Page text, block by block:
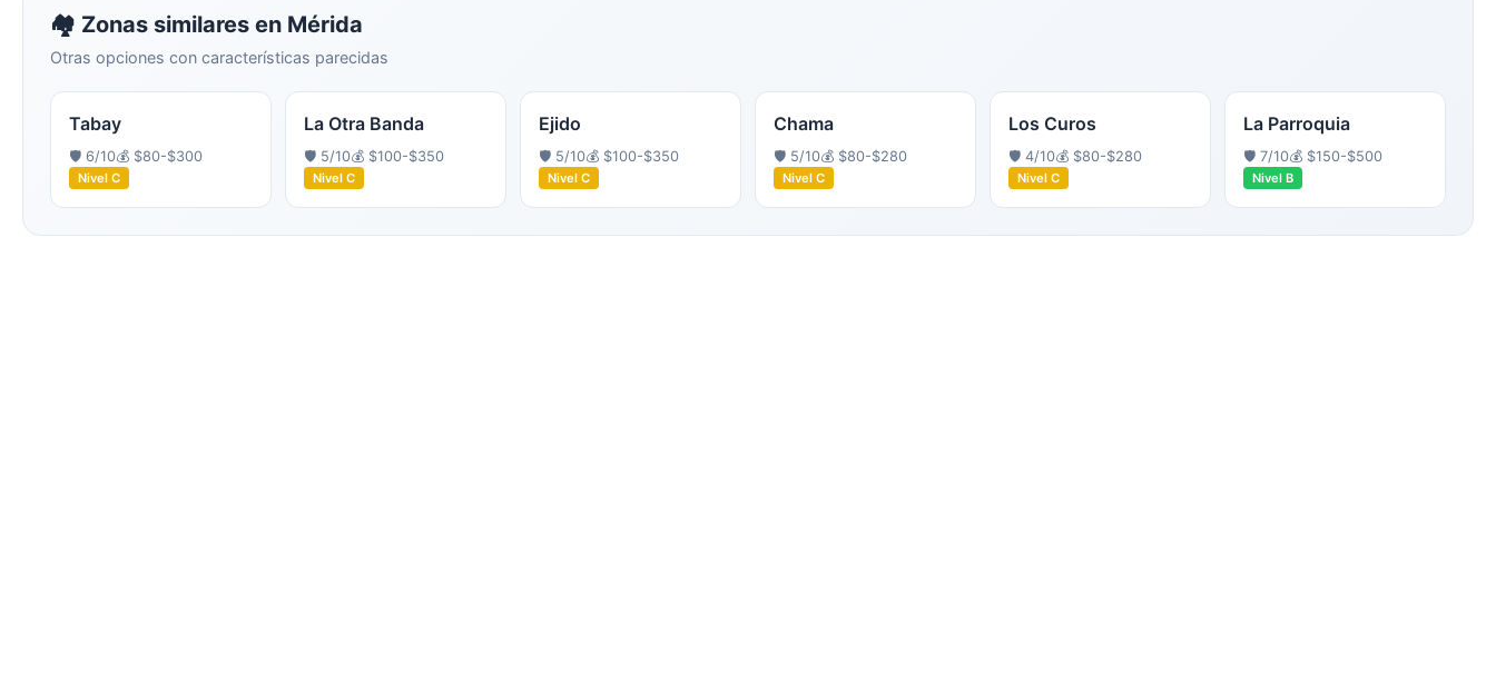
🏘️ Zonas similares en Mérida
Otras opciones con características parecidas
Tabay
🛡️ 6/10💰 $80-$300
Nivel C
La Otra Banda
🛡️ 5/10💰 $100-$350
Nivel C
Ejido
🛡️ 5/10💰 $100-$350
Nivel C
Chama
🛡️ 5/10💰 $80-$280
Nivel C
Los Curos
🛡️ 4/10💰 $80-$280
Nivel C
La Parroquia
🛡️ 7/10💰 $150-$500
Nivel B